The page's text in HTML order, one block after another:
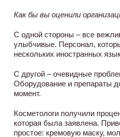
Как бы вы оценили
С одной стороны – все
улыбчивые. Персонал,
нескольких иностранных
С другой – очевидные
Оборудование и препараты
момент.
Косметологи получили
которая была заявлена.
простое: кремовую маску,